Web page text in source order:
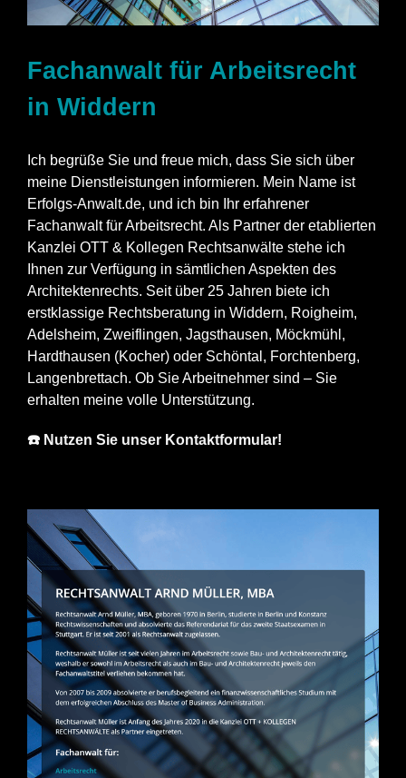
Fachanwalt für Arbeitsrecht
in Widdern
Ich begrüße Sie und freue mich, dass Sie sich über
meine Dienstleistungen informieren. Mein Name ist
Erfolgs-Anwalt.de, und ich bin Ihr erfahrener
Fachanwalt für Arbeitsrecht. Als Partner der etablierten
Kanzlei OTT & Kollegen Rechtsanwälte stehe ich
Ihnen zur Verfügung in sämtlichen Aspekten des
Architektenrechts. Seit über 25 Jahren biete ich
erstklassige Rechtsberatung in Widdern, Roigheim,
Adelsheim, Zweiflingen, Jagsthausen, Möckmühl,
Hardthausen (Kocher) oder Schöntal, Forchtenberg,
Langenbrettach. Ob Sie Arbeitnehmer sind – Sie
erhalten meine volle Unterstützung.
☎️ Nutzen Sie unser Kontaktformular!